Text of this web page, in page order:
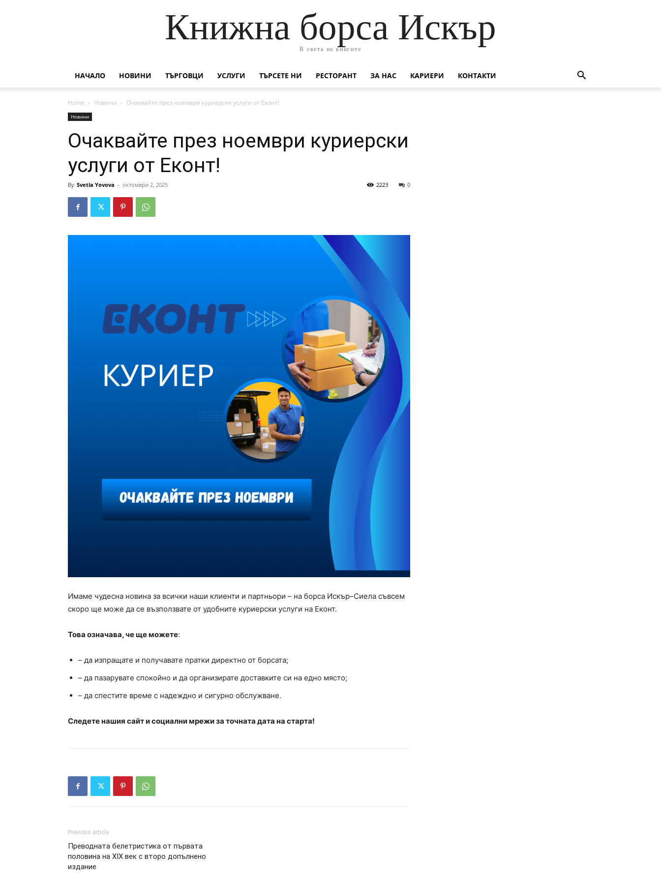
Книжна борса Искър
В света на книгите
НАЧАЛО НОВИНИ ТЪРГОВЦИ УСЛУГИ ТЪРСЕТЕ НИ РЕСТОРАНТ ЗА НАС КАРИЕРИ КОНТАКТИ
Home Новини Очаквайте през ноември куриерски услуги от Еконт!
Новини
Очаквайте през ноември куриерски
услуги от Еконт!
By Svetla Yovova - октомври 2, 2025 0
2223
Имаме чудесна новина за всички наши клиенти и партньори – на борса Искър–Сиела съвсем
скоро ще може да се възползвате от удобните куриерски услуги на Еконт.
Това означава, че ще можете:
– да изпращате и получавате пратки директно от борсата;
– да пазарувате спокойно и да организирате доставките си на едно място;
– да спестите време с надеждно и сигурно обслужване.
Следете нашия сайт и социални мрежи за точната дата на старта!
Previous article
Преводната белетристика от първата
половина на ХІХ век с второ допълнено
издание